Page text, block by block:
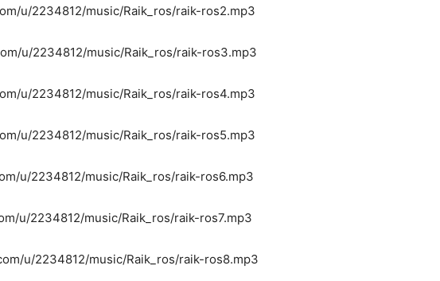
u/2234812/music/Raik_ros/raik-ros2.mp3
u/2234812/music/Raik_ros/raik-ros3.mp3
u/2234812/music/Raik_ros/raik-ros4.mp3
u/2234812/music/Raik_ros/raik-ros5.mp3
u/2234812/music/Raik_ros/raik-ros6.mp3
u/2234812/music/Raik_ros/raik-ros7.mp3
u/2234812/music/Raik_ros/raik-ros8.mp3